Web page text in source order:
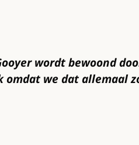
wordt bewoond
we dat allemaal